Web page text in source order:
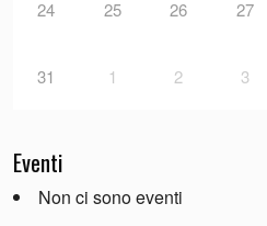
24 25 26 27
31 1 2 3
Eventi
Non ci sono eventi